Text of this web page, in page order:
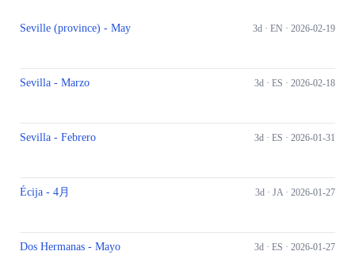
Seville (province) - May 3d · EN · 2026-02-19
Sevilla - Marzo 3d · ES · 2026-02-18
Sevilla - Febrero 3d · ES · 2026-01-31
Écija - 4月 3d · JA· 2026-01-27
Dos Hermanas - Mayo 3d · ES · 2026-01-27